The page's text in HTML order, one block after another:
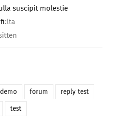
suscipit molestie
:lta
demo forum reply test
test